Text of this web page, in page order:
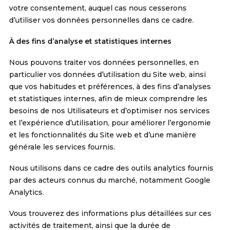
votre consentement, auquel cas nous cesserons
d’utiliser vos données personnelles dans ce cadre.
À des fins d’analyse et statistiques internes
Nous pouvons traiter vos données personnelles, en
particulier vos données d’utilisation du Site web, ainsi
que vos habitudes et préférences, à des fins d’analyses
et statistiques internes, afin de mieux comprendre les
besoins de nos Utilisateurs et d’optimiser nos services
et l’expérience d’utilisation, pour améliorer l’ergonomie
et les fonctionnalités du Site web et d’une manière
générale les services fournis.
Nous utilisons dans ce cadre des outils analytics fournis
par des acteurs connus du marché, notamment Google
Analytics.
Vous trouverez des informations plus détaillées sur ces
activités de traitement, ainsi que la durée de